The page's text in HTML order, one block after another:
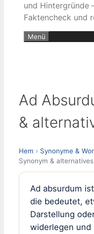
und Hintergründe
Faktencheck und
Menü
Ad
&
Hem › Synonyme &
Synonym &
Ad absurdum
die bedeutet,
Darstellung
widerlegen und